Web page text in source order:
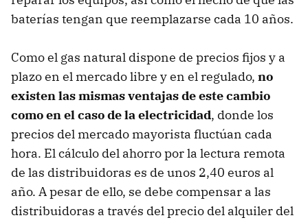
baterías tengan que reemplazarse cada 10 años.
Como el gas natural dispone de precios fijos y a
plazo en el mercado libre y en el regulado, no
existen las mismas ventajas de este cambio
como en el caso de la electricidad, donde los
precios del mercado mayorista fluctúan cada
hora. El cálculo del ahorro por la lectura remota
de las distribuidoras es de unos 2,40 euros al
año. A pesar de ello, se debe compensar a las
distribuidoras a través del precio del alquiler del